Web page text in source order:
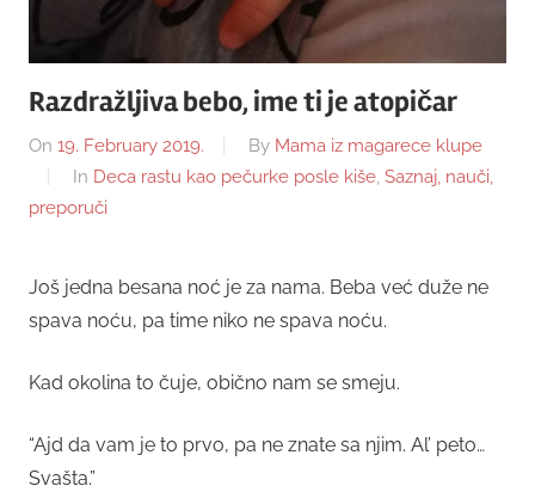
Razdražljiva bebo, ime ti je atopičar
On 19. February 2019. By Mama iz magarece klupe
In Deca rastu kao pečurke posle kiše, Saznaj, nauči,
preporuči
Još jedna besana noć je za nama. Beba već duže ne
spava noću, pa time niko ne spava noću.
Kad okolina to čuje, obično nam se smeju.
“Ajd da vam je to prvo, pa ne znate sa njim. Al’ peto…
Svašta.”